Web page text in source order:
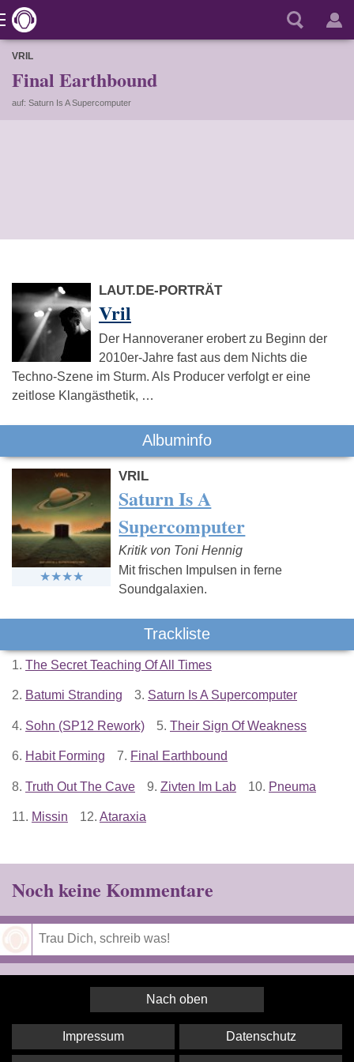
VRIL
Final Earthbound
auf: Saturn Is A Supercomputer
LAUT.DE-PORTRÄT
Vril
Der Hannoveraner erobert zu Beginn der
2010er-Jahre fast aus dem Nichts die
Techno-Szene im Sturm. Als Producer verfolgt er eine
zeitlose Klangästhetik, …
Albuminfo
VRIL
Saturn Is A
Supercomputer
Kritik von Toni Hennig
Mit frischen Impulsen in ferne
Soundgalaxien.
Trackliste
1. The Secret Teaching Of All Times
2. Batumi Stranding 3. Saturn Is A Supercomputer
4. Sohn (SP12 Rework) 5. Their Sign Of Weakness
6. Habit Forming 7. Final Earthbound
8. Truth Out The Cave 9. Zivten Im Lab 10. Pneuma
11. Missin 12. Ataraxia
Noch keine Kommentare
Nach oben
Impressum Datenschutz